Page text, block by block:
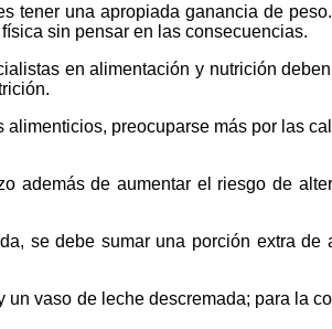
tener una apropiada ganancia de
sin pensar en las consecuencias.
en alimentación y nutrición
preocuparse más por las
además de aumentar el riesgo de
se debe sumar una porción extra de
vaso de leche descremada; para la